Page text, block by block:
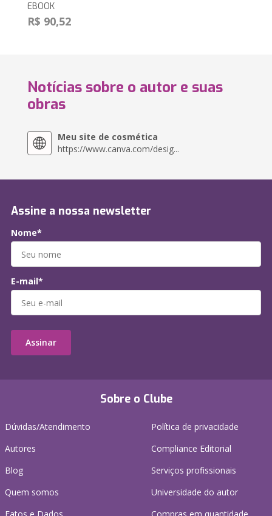
EBOOK
R$ 90,52
Notícias sobre o autor e suas
obras
Meu site de cosmética
https://www.canva.com/desig...
Sobre o Clube
Dúvidas/Atendimento
Autores
Blog
Quem somos
Política de privacidade
Compliance Editorial
Serviços profissionais
Universidade do autor
Assine a nossa newsletter
Nome*
E-mail*
Assinar